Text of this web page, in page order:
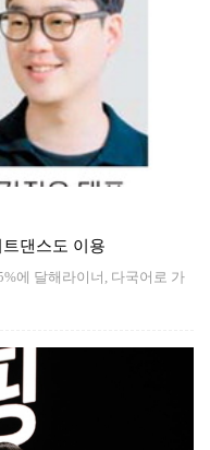
댄스도 이용
에 달해라이너, 다국어로 가